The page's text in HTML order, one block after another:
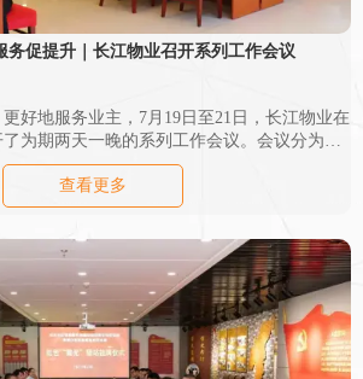
务促提升｜长江物业召开系列工作会议
好地服务业主，7月19日至21日，长江物业在
为期两天一晚的系列工作会议。会议分为长
坛、2023年上半年度述职报告会、“在其职、
阶段。查看更多